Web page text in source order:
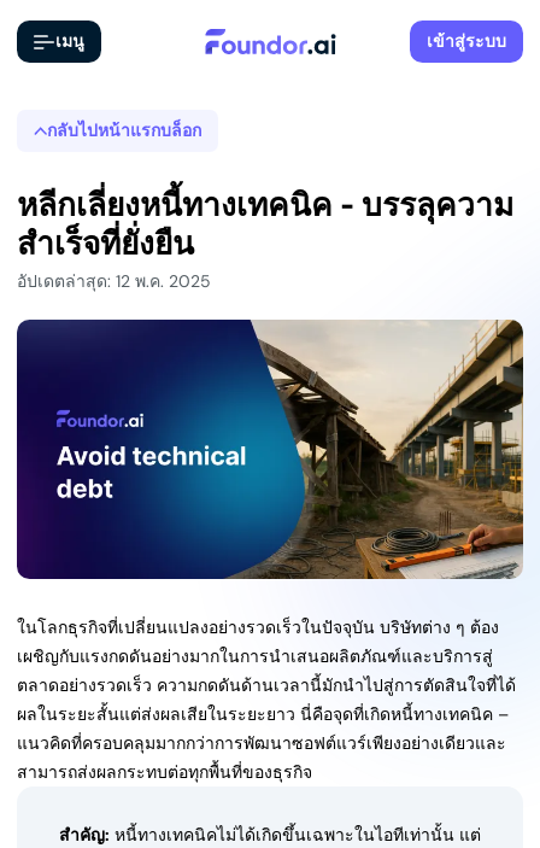
เมนู เข้าสู่ระบบ
กลับไปหน้าแรกบล็อก
หลีกเลี่ยงหนี้ทางเทคนิค - บรรลุความ
สำเร็จที่ยั่งยืน
อัปเดตล่าสุด: 12 พ.ค. 2025
ในโลกธุรกิจที่เปลี่ยนแปลงอย่างรวดเร็วในปัจจุบัน บริษัทต่าง ๆ ต้อง
เผชิญกับแรงกดดันอย่างมากในการนำเสนอผลิตภัณฑ์และบริการสู่
ตลาดอย่างรวดเร็ว ความกดดันด้านเวลานี้มักนำไปสู่การตัดสินใจที่ได้
ผลในระยะสั้นแต่ส่งผลเสียในระยะยาว นี่คือจุดที่เกิดหนี้ทางเทคนิค –
แนวคิดที่ครอบคลุมมากกว่าการพัฒนาซอฟต์แวร์เพียงอย่างเดียวและ
สามารถส่งผลกระทบต่อทุกพื้นที่ของธุรกิจ
สำคัญ: หนี้ทางเทคนิคไม่ได้เกิดขึ้นเฉพาะในไอทีเท่านั้น แต่